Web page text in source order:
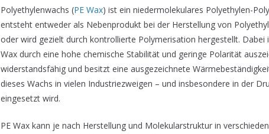
Polyethylenwachs (PE Wax) ist ein niedermolekulares Polyethylen-
entsteht entweder als Nebenprodukt bei der Herstellung von
oder wird gezielt durch kontrollierte Polymerisation hergestellt. Dabei
Wax durch eine hohe chemische Stabilität und geringe Polarität
widerstandsfähig und besitzt eine ausgezeichnete
dieses Wachs in vielen Industriezweigen – und insbesondere in der
eingesetzt wird.
PE Wax kann je nach Herstellung und Molekularstruktur in